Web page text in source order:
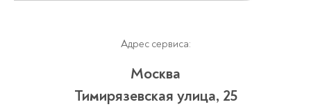
Адрес сервиса:
Москва
Тимирязевская улица, 25